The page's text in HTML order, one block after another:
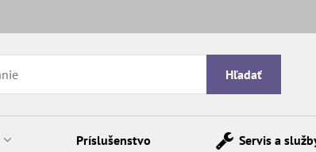
Hľadať
Príslušenstvo Servis a